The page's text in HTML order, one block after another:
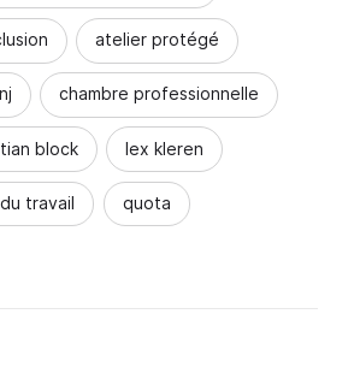
atelier protégé
chambre professionnelle
block lex kleren
travail quota